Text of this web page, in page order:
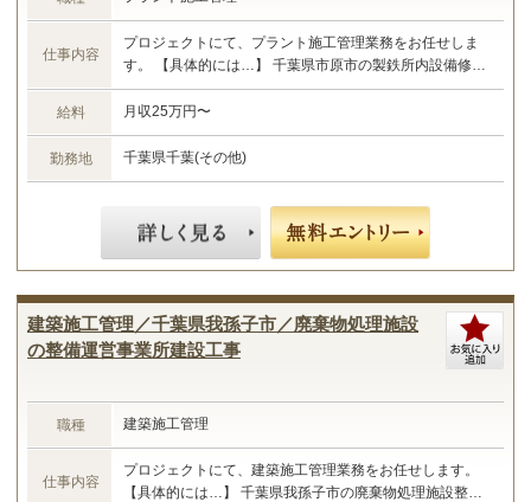
仕事内容
プロジェクトにて、プラント施工管理業務をお任せしま
す。 【具体的には…】 千葉県市原市の製鉄所内設備修繕
工事における施工管理業務 ・現場管理全般（原価、工
程、安全、品質） ・予算管理、施工計画 ・現場工事の取
りまとめ ・書類作成 など ☆あなたのご経験やスキルに
合わせた業務をお任せします☆
給料 月収25万円〜
勤務地 千葉県千葉(その他)
建築施工管理／千葉県我孫子市／廃棄物処理施設
の整備運営事業所建設工事
職種 建築施工管理
仕事内容
プロジェクトにて、建築施工管理業務をお任せします。
【具体的には…】 千葉県我孫子市の廃棄物処理施設整備